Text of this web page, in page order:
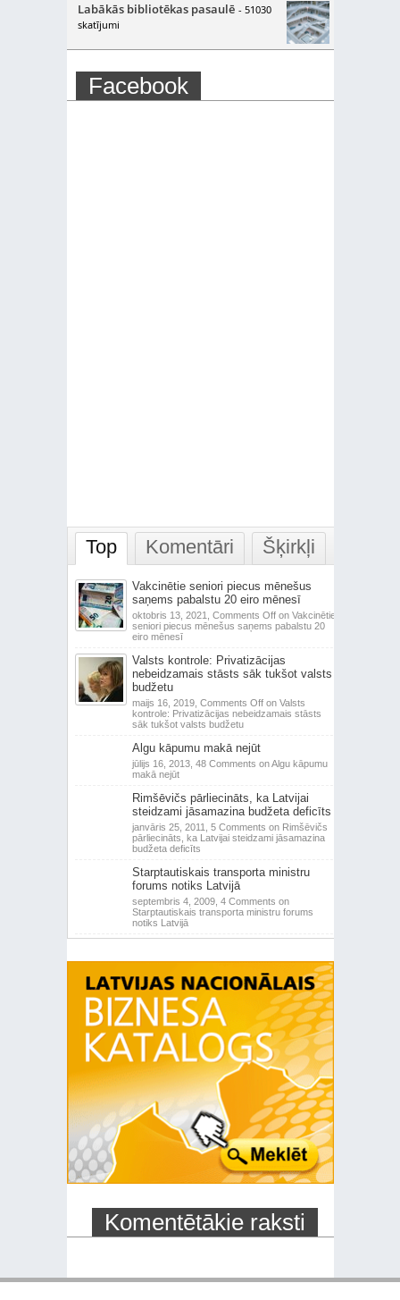
Labākās bibliotēkas pasaulē - 51030
skatījumi
Facebook
Top Komentāri Šķirkļi
Vakcinētie seniori piecus mēnešus
saņems pabalstu 20 eiro mēnesī
oktobris 13, 2021, Comments Offon Vakcinētie
seniori piecus mēnešus saņems pabalstu 20
eiro mēnesī
Valsts kontrole: Privatizācijas
nebeidzamais stāsts sāk tukšot valsts
budžetu
maijs 16, 2019, Comments Offon Valsts
kontrole: Privatizācijas nebeidzamais stāsts
sāk tukšot valsts budžetu
Algu kāpumu makā nejūt
jūlijs 16, 2013, 48 Comments on Algu kāpumu
makā nejūt
Rimšēvičs pārliecināts, ka Latvijai
steidzami jāsamazina budžeta deficīts
janvāris 25, 2011, 5 Comments on Rimšēvičs
pārliecināts, ka Latvijai steidzami jāsamazina
budžeta deficīts
Starptautiskais transporta ministru
forums notiks Latvijā
septembris 4, 2009, 4 Comments on
Starptautiskais transporta ministru forums
notiks Latvijā
Komentētākie raksti